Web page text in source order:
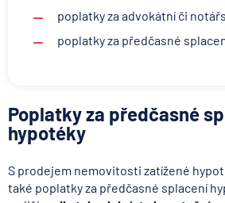
poplatky za advokátní či
poplatky za předčasné
Poplatky za předčasné
hypotéky
S prodejem nemovitosti zatížené
také poplatky za předčasné splacení